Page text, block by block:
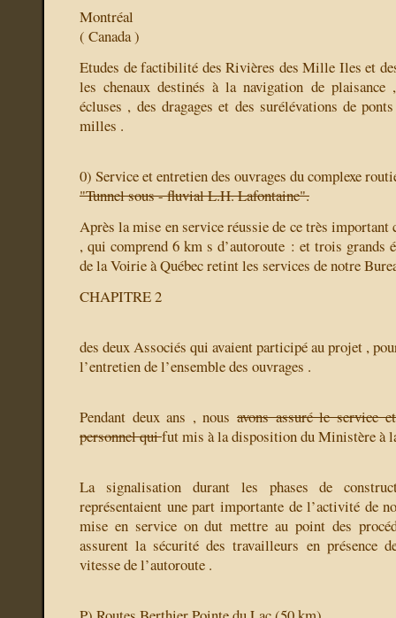
Montréal
( Canada )
Etudes de factibilité des Rivières des Mille Iles et
les chenaux destinés à la navigation de
écluses , des dragages et des surélévations de
milles .
0) Service et entretien des ouvrages du complexe
"Tunnel sous - fluvial L.H. Lafontaine".
Après la mise en service réussie de ce très important
, qui comprend 6 km s d’autoroute : et trois grands
de la Voirie à Québec retint les services de notre
CHAPITRE 2
des deux Associés qui avaient participé au projet ,
l’entretien de l’ensemble des ouvrages .
Pendant deux ans , nousavons assuré le service
personnel quifut mis à la disposition du Ministère à
La signalisation durant les phases de
représentaient une part importante de l’activité de
mise en service on dut mettre au point des
assurent la sécurité des travailleurs en présence
vitesse de l’autoroute .